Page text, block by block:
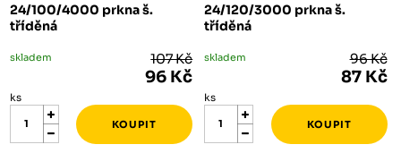
24/100/4000 prkna š.
tříděná
skladem 107 Kč
96 Kč
ks
24/120/3000 prkna š.
tříděná
skladem 96 Kč
87 Kč
ks